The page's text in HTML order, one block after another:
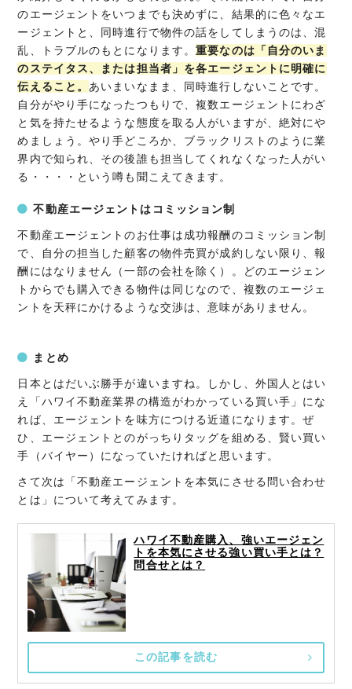
のエージェントをいつまでも決めずに、結果的に色々なエ
ージェントと、同時進行で物件の話をしてしまうのは、混
乱、トラブルのもとになります。重要なのは「自分のいま
のステイタス、または担当者」を各エージェントに明確に
伝えること。 あいまいなまま、同時進行しないことです。
自分がやり手になったつもりで、複数エージェントにわざ
と気を持たせるような態度を取る人がいますが、絶対にや
めましょう。やり手どころか、ブラックリストのように業
界内で知られ、その後誰も担当してくれなくなった人がい
る・・・・という噂も聞こえてきます。
不動産エージェントはコミッション制
不動産エージェントのお仕事は成功報酬のコミッション制
で、自分の担当した顧客の物件売買が成約しない限り、報
酬にはなりません（一部の会社を除く）。どのエージェン
トからでも購入できる物件は同じなので、複数のエージェ
ントを天秤にかけるような交渉は、意味がありません。
まとめ
日本とはだいぶ勝手が違いますね。しかし、外国人とはい
え「ハワイ不動産業界の構造がわかっている買い手」にな
れば、エージェントを味方につける近道になります。ぜ
ひ、エージェントとのがっちりタッグを組める、賢い買い
手（バイヤー）になっていたければと思います。
さて次は「不動産エージェントを本気にさせる問い合わせ
とは」について考えてみます。
ハワイ不動産購入、強いエージェン
トを本気にさせる強い買い手とは？
問合せとは？
この記事を読む